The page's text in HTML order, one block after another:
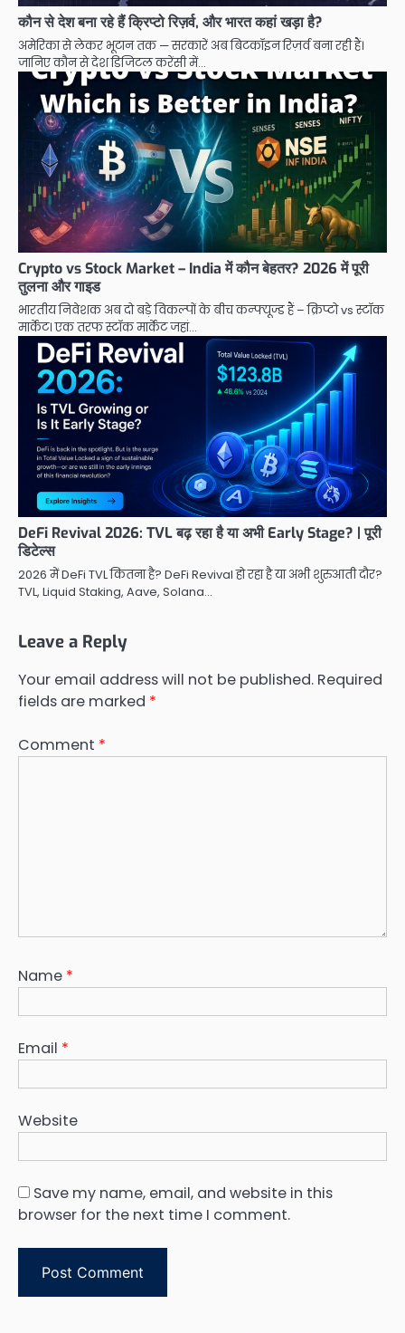
कौन से देश बना रहे हैं क्रिप्टो रिज़र्व, और भारत कहां खड़ा है?
अमेरिका से लेकर भूटान तक — सरकारें अब बिटकॉइन रिज़र्व बना रही हैं।
जानिए कौन से देश डिजिटल करेंसी में…
Crypto vs Stock Market – India में कौन बेहतर? 2026 में पूरी
तुलना और गाइड
भारतीय निवेशक अब दो बड़े विकल्पों के बीच कन्फ्यूज्ड हैं – क्रिप्टो vs स्टॉक
मार्केट। एक तरफ स्टॉक मार्केट जहां…
DeFi Revival 2026: TVL बढ़ रहा है या अभी Early Stage? | पूरी
डिटेल्स
2026 में DeFi TVL कितना है? DeFi Revival हो रहा है या अभी शुरुआती दौर?
TVL, Liquid Staking, Aave, Solana…
Leave a Reply
Your email address will not be published. Required
fields are marked *
Comment *
Name *
Email *
Website
Save my name, email, and website in this
browser for the next time I comment.